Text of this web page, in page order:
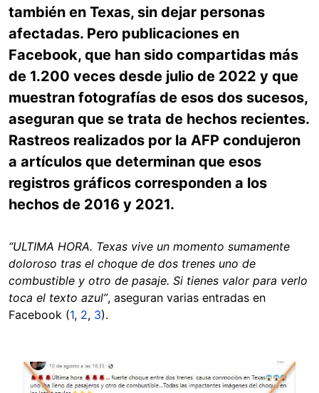
también en Texas, sin dejar personas
afectadas. Pero publicaciones en
Facebook, que han sido compartidas más
de 1.200 veces desde julio de 2022 y que
muestran fotografías de esos dos sucesos,
aseguran que se trata de hechos recientes.
Rastreos realizados por la AFP condujeron
a artículos que determinan que esos
registros gráficos corresponden a los
hechos de 2016 y 2021.
“ULTIMA HORA. Texas vive un momento sumamente
doloroso tras el choque de dos trenes uno de
combustible y otro de pasaje. Si tienes valor para verlo
toca el texto azul”, aseguran varias entradas en
Facebook (1, 2, 3).
Image